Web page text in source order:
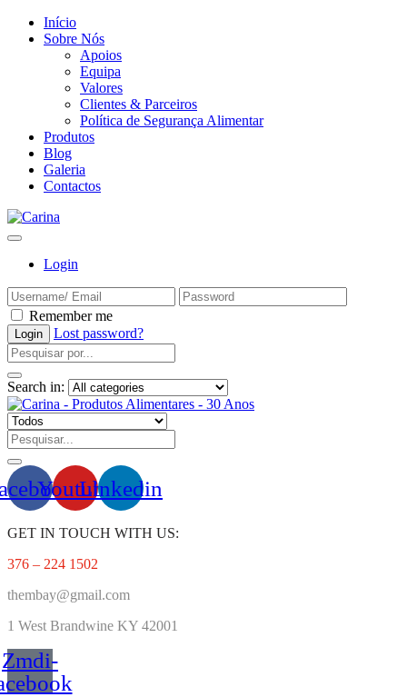
Início
Sobre Nós
Apoios
Equipa
Valores
Clientes & Parceiros
Política de Segurança Alimentar
Produtos
Blog
Galeria
Contactos
Login
Remember me
Lost password?
Search in:
YoutubeLinkedin
GET IN TOUCH WITH US:
376 – 224 1502
thembay@gmail.com
1 West Brandwine KY 42001
Zmdi-